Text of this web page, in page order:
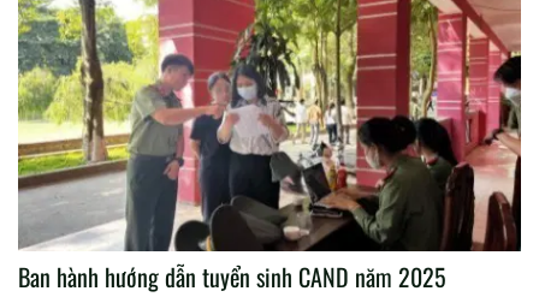
Ban hành hướng dẫn tuyển sinh CAND năm 2025